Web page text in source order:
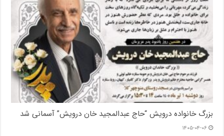
بزرگ خانواده درویش “حاج عبدالمجید خان درویش” آسمانی شد
۱۴۰۵-۰۴-۰۶